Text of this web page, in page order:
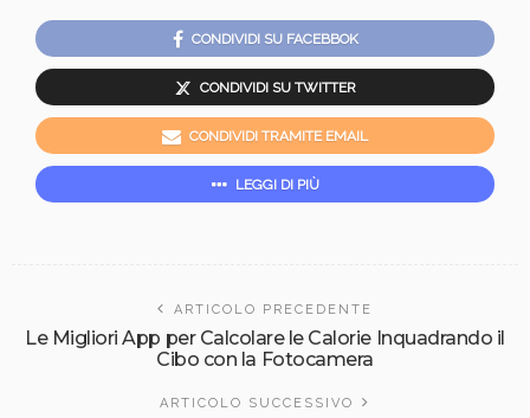
CONDIVIDI SU FACEBBOK
CONDIVIDI SU TWITTER
CONDIVIDI TRAMITE EMAIL
LEGGI DI PIÙ
ARTICOLO PRECEDENTE
Le Migliori App per Calcolare le Calorie Inquadrando il
Cibo con la Fotocamera
ARTICOLO SUCCESSIVO